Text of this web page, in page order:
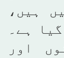
ہیں،
ہے۔
اور